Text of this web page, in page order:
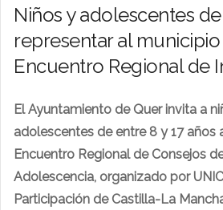
Niños y adolescentes
representar al
Encuentro Regional de
El Ayuntamiento de Quer invita a
adolescentes de entre 8 y 17 años
Encuentro Regional de Consejos
Adolescencia, organizado por
Participación de Castilla-La